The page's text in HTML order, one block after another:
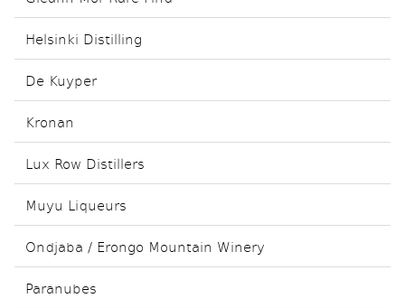
Helsinki Distilling
De Kuyper
Kronan
Lux Row Distillers
Muyu Liqueurs
Ondjaba / Erongo Mountain Winery
Paranubes